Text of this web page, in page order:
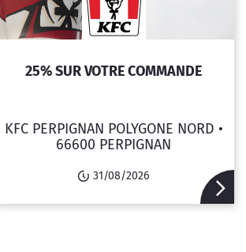
25% SUR VOTRE COMMANDE
KFC PERPIGNAN POLYGONE NORD •
66600 PERPIGNAN
31/08/2026